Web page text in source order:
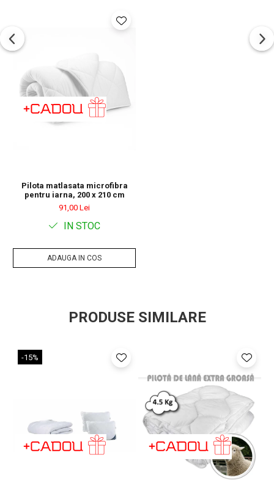
Pilota matlasata microfibra
pentru iarna, 200 x 210 cm
91,00 Lei
IN STOC
ADAUGA IN COS
PRODUSE SIMILARE
-15%